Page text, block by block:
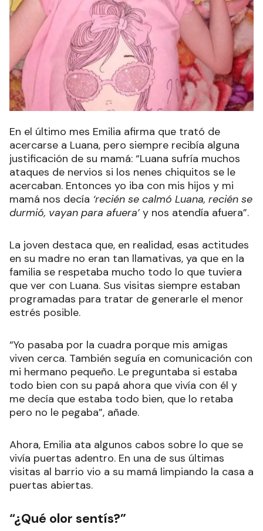
En el último mes Emilia afirma que trató de
acercarse a Luana, pero siempre recibía alguna
justificación de su mamá: “Luana sufría muchos
ataques de nervios si los nenes chiquitos se le
acercaban. Entonces yo iba con mis hijos y mi
mamá nos decía ‘recién se calmó Luana, recién se
durmió, vayan para afuera’y nos atendía afuera”.
La joven destaca que, en realidad, esas actitudes
en su madre no eran tan llamativas, ya que en la
familia se respetaba mucho todo lo que tuviera
que ver con Luana. Sus visitas siempre estaban
programadas para tratar de generarle el menor
estrés posible.
“Yo pasaba por la cuadra porque mis amigas
viven cerca. También seguía en comunicación con
mi hermano pequeño. Le preguntaba si estaba
todo bien con su papá ahora que vivía con él y
me decía que estaba todo bien, que lo retaba
pero no le pegaba”, añade.
Ahora, Emilia ata algunos cabos sobre lo que se
vivía puertas adentro. En una de sus últimas
visitas al barrio vio a su mamá limpiando la casa a
puertas abiertas.
“¿Qué olor sentís?”